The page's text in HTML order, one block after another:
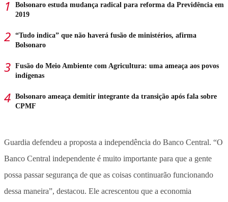
Bolsonaro estuda mudança radical para reforma da Previdência em
2019
“Tudo indica” que não haverá fusão de ministérios, afirma
Bolsonaro
Fusão do Meio Ambiente com Agricultura: uma ameaça aos povos
indígenas
Bolsonaro ameaça demitir integrante da transição após fala sobre
CPMF
Guardia defendeu a proposta a independência do Banco Central. “O
Banco Central independente é muito importante para que a gente
possa passar segurança de que as coisas continuarão funcionando
dessa maneira”, destacou. Ele acrescentou que a economia